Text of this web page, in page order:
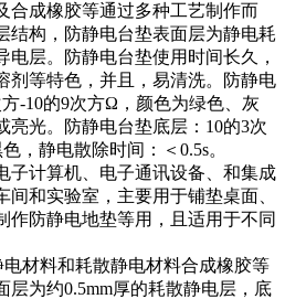
合成橡胶等通过多种工艺制作而
结构，防静电台垫表面层为静电耗
层。防静电台垫使用时间长久，
剂等特色，并且，易清洗。防静电
-10的9次方Ω，颜色为绿色、灰
亮光。防静电台垫底层：10的3次
，静电散除时间：＜0.5s。
子计算机、电子通讯设备、和集成
和实验室，主要用于铺垫桌面、
作防静电地垫等用，且适用于不同
材料和耗散静电材料合成橡胶等
层为约0.5mm厚的耗散静电层，底